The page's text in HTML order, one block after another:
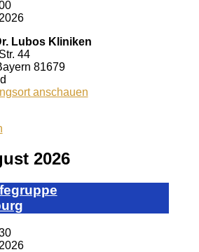
Lubos Kliniken
44
81679
anschauen
2026